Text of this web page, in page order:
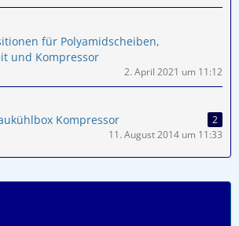
für Polyamidscheiben,
und Kompressor
2. April 2021 um 11:12
Kompressor
2
11. August 2014 um 11:33